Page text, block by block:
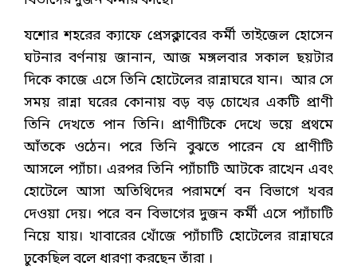
যশোর শহরের ক্যাফে প্রেসক্লাবের কর্মী তাইজেল হোসেন
ঘটনার বর্ণনায় জানান, আজ মঙ্গলবার সকাল ছয়টার
দিকে কাজে এসে তিনি হোটেলের রান্নাঘরে যান। আর সে
সময় রান্না ঘরের কোনায় বড় বড় চোখের একটি প্রাণী
তিনি দেখতে পান তিনি। প্রাণীটিকে দেখে ভয়ে প্রথমে
আঁতকে ওঠেন। পরে তিনি বুঝতে পারেন যে প্রাণীটি
আসলে প্যাঁচা। এরপর তিনি প্যাঁচাটি আটকে রাখেন এবং
হোটেলে আসা অতিথিদের পরামর্শে বন বিভাগে খবর
দেওয়া দেয়। পরে বন বিভাগের দুজন কর্মী এসে প্যাঁচাটি
নিয়ে যায়। খাবারের খোঁজে প্যাঁচাটি হোটেলের রান্নাঘরে
ঢুকেছিল বলে ধারণা করছেন তাঁরা ।